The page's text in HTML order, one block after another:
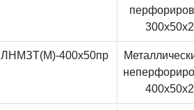
ЛНМЗТ(М)-400x50пр